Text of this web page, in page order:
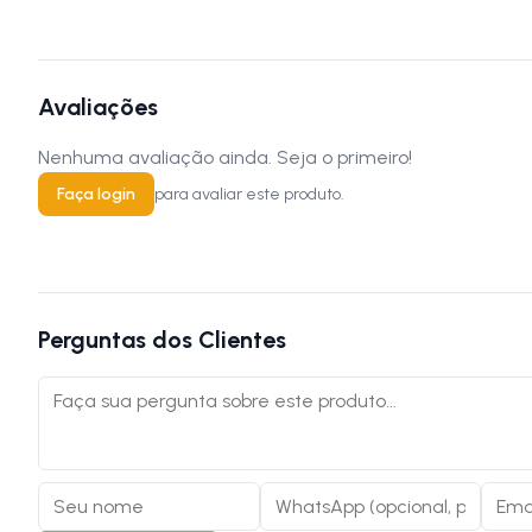
Avaliações
Nenhuma avaliação ainda. Seja o primeiro!
Faça login para avaliar este produto.
Perguntas dos Clientes